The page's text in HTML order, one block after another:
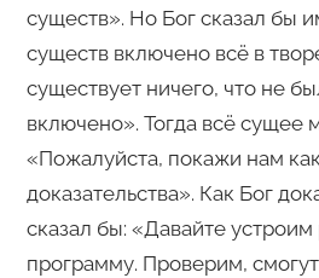
существ». Но Бог сказал бы
существ включено всё в
существует ничего, что не
включено». Тогда всё сущее
«Пожалуйста, покажи нам
доказательства». Как Бог
сказал бы: «Давайте
программу. Проверим,